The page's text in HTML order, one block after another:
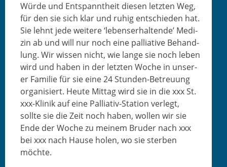
Würde und Entspan­ntheit diesen let­zten Weg,
für den sie sich klar und ruhig entsch­ieden hat.
Sie lehnt jede weit­ere ‘lebenser­hal­tende’ Medi­
zin ab und will nur noch eine pal­lia­tive Behand­
lung. Wir wis­sen nicht, wie lange sie noch leben
wird und haben in der let­zten Woche in unser­
er Fam­i­lie für sie eine 24 Stun­den-Betreu­ung
organ­isiert. Heute Mit­tag wird sie in die xxx St.
xxx-Klinik auf eine Pal­lia­tiv-Sta­tion ver­legt,
sollte sie die Zeit noch haben, wollen wir sie
Ende der Woche zu meinem Brud­er nach xxx
bei xxx nach Hause holen, wo sie ster­ben
möchte.